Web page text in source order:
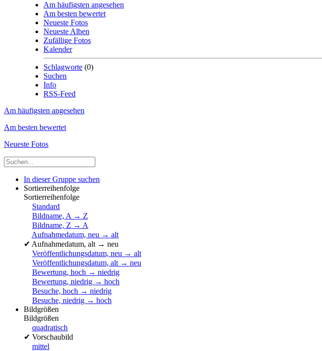
Am häufigsten angesehen
Am besten bewertet
Neueste Fotos
Neueste Alben
Zufällige Fotos
Kalender
Schlagworte (0)
Suchen
Info
RSS-Feed
Am häufigsten angesehen
Am besten bewertet
Neueste Fotos
In dieser Gruppe suchen
Sortierreihenfolge
Sortierreihenfolge
Standard
Bildname, A → Z
Bildname, Z → A
Aufnahmedatum, neu → alt
✔ Aufnahmedatum, alt → neu
Veröffentlichungsdatum, neu → alt
Veröffentlichungsdatum, alt → neu
Bewertung, hoch → niedrig
Bewertung, niedrig → hoch
Besuche, hoch → niedrig
Besuche, niedrig → hoch
Bildgrößen
Bildgrößen
quadratisch
✔ Vorschaubild
mittel